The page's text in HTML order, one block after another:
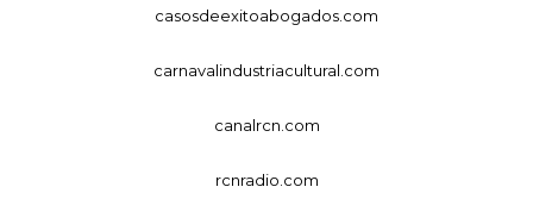
casosdeexitoabogados.com
carnavalindustriacultural.com
canalrcn.com
rcnradio.com